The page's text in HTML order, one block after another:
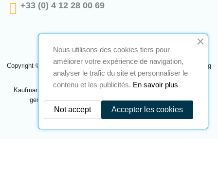
+33 (0) 4 12 28 00 69
Copyright © 2024 A2S ATEX. Alle Rechte vorbehalten. Eine Realisierung
Navilog
Kaufmann, der von der offensichtlichen Meinung des Unternehmens
genehmigt wurde,Klicken Sie hier, um es zu überprüfen.
Nous utilisons des cookies tiers pour
améliorer votre expérience de navigation,
analyser le trafic du site et personnaliser le
contenu et les publicités. En savoir plus
Accepter les cookies
Not accept